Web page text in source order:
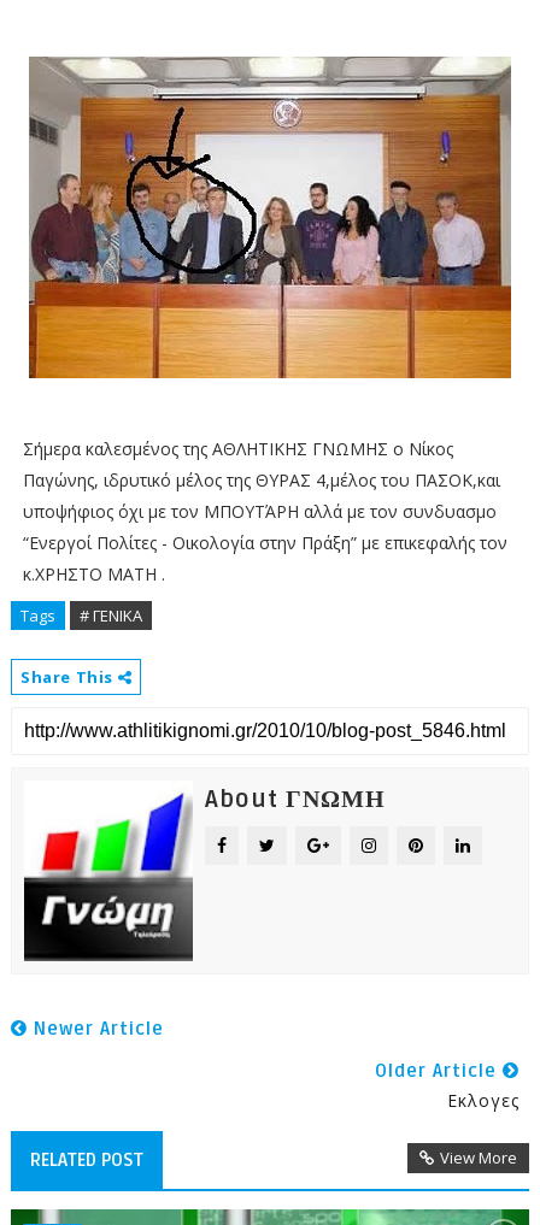
Σήμερα καλεσμένος της ΑΘΛΗΤΙΚΗΣ ΓΝΩΜΗΣ ο Νίκος
Παγώνης, ιδρυτικό μέλος της ΘΥΡΑΣ 4,μέλος του ΠΑΣΟΚ,και
υποψήφιος όχι με τον ΜΠΟΥΤΆΡΗ αλλά με τον συνδυασμο
“Ενεργοί Πολίτες - Οικολογία στην Πράξη” με επικεφαλής τον
κ.ΧΡΗΣΤΟ ΜΑΤΗ .
Tags # ΓΕΝΙΚΑ
Share This
About ΓΝΩΜΗ
Newer Article
Older Article
Εκλογες
RELATED POST View More